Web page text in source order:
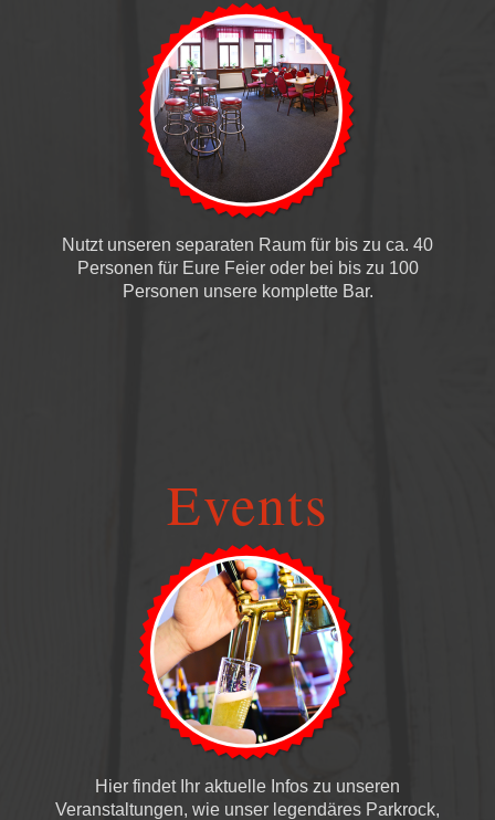
Nutzt unseren separaten Raum für bis zu ca. 40
Personen für Eure Feier oder bei bis zu 100
Personen unsere komplette Bar.
Events
Hier findet Ihr aktuelle Infos zu unseren
Veranstaltungen, wie unser legendäres Parkrock,